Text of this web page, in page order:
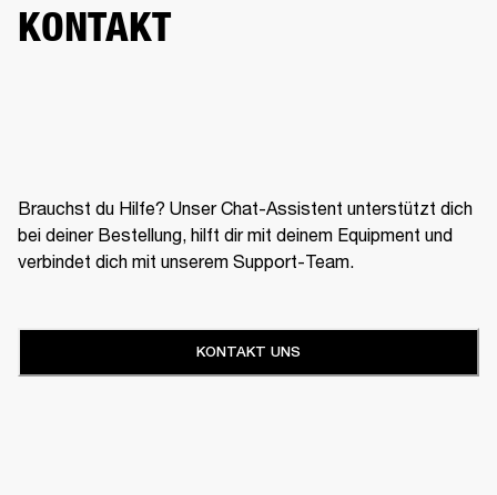
KONTAKT
Brauchst du Hilfe? Unser Chat-Assistent unterstützt dich
bei deiner Bestellung, hilft dir mit deinem Equipment und
verbindet dich mit unserem Support-Team.
KONTAKT UNS